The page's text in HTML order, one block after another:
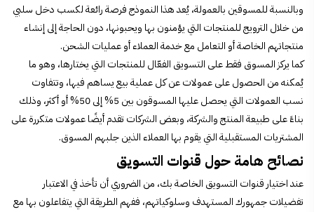
وبالنسبة للمسوقين بالعمولة، يُعد هذا النموذج فرصة رائعة لكسب دخل سلبي
من خلال الترويج للمنتجات التي يؤمنون بها ويحبونها، دون الحاجة إلى إنشاء
منتجاتهم الخاصة أو التعامل مع خدمة العملاء أو عمليات الشحن.
كما يركز المسوق فقط على التسويق الفعّال للمنتجات التي يختارها، وهو ما
يُمكنه من الحصول على عمولات عن كل عملية بيع يساهم فيها، وتتفاوت
نسب العمولات التي يحصل عليها المسوقون بين 5% إلى 50% أو أكثر، وذلك
بناءً على طبيعة المنتج والشركة، وبعض الشركات تقدم أيضًا عمولات متكررة على
المشتريات المستقبلية التي يقوم بها العملاء الذين جلبهم المسوق.
نصائح هامة حول قنوات التسويق
عند اختيار قنوات التسويق الخاصة بك، من الضروري أن تأخذ في الاعتبار
تفضيلات جمهورك المستهدف وسلوكياتهم، ففهم الطريقة التي يتفاعلون بها مع